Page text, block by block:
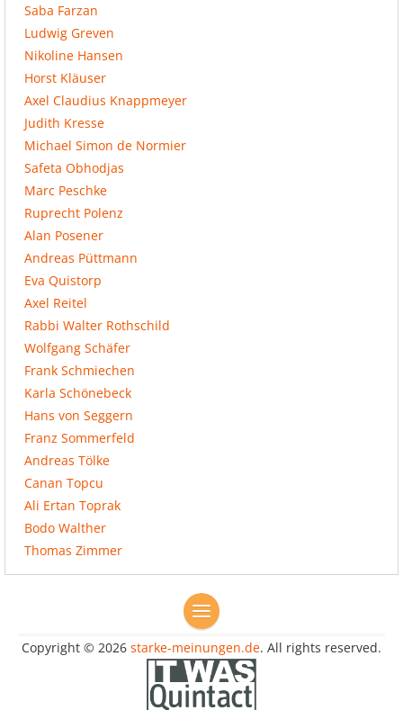
Saba Farzan
Ludwig Greven
Nikoline Hansen
Horst Kläuser
Axel Claudius Knappmeyer
Judith Kresse
Michael Simon de Normier
Safeta Obhodjas
Marc Peschke
Ruprecht Polenz
Alan Posener
Andreas Püttmann
Eva Quistorp
Axel Reitel
Rabbi Walter Rothschild
Wolfgang Schäfer
Frank Schmiechen
Karla Schönebeck
Hans von Seggern
Franz Sommerfeld
Andreas Tölke
Canan Topcu
Ali Ertan Toprak
Bodo Walther
Thomas Zimmer
Copyright © 2026 starke-meinungen.de. All rights reserved.